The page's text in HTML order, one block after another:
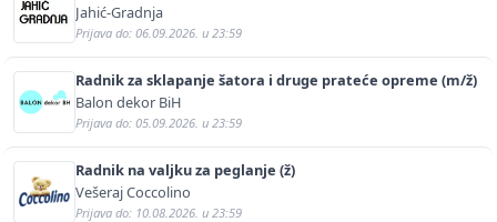
Jahić-Gradnja
Prijava do: 06.09.2026. u 23:59
Radnik za sklapanje šatora i druge prateće opreme (m/ž)
Balon dekor BiH
Prijava do: 05.09.2026. u 23:59
Radnik na valjku za peglanje (ž)
Vešeraj Coccolino
Prijava do: 10.08.2026. u 23:59